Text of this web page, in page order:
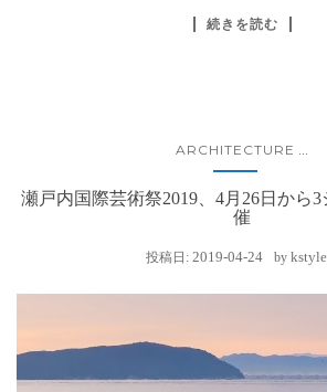
続きを読む
ARCHITECTURE ...
瀬戸内国際芸術祭2019、4月26日から
催
投稿日: 2019-04-24 by kstyle